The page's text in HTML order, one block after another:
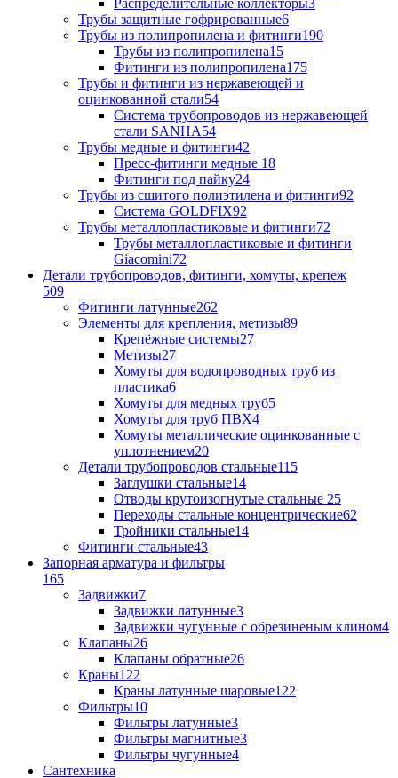
Распределительные коллекторы3
Трубы защитные гофрированные6
Трубы из полипропилена и фитинги190
Трубы из полипропилена15
Фитинги из полипропилена175
Трубы и фитинги из нержавеющей и
оцинкованной стали54
Система трубопроводов из нержавеющей
стали SANHA54
Трубы медные и фитинги42
Пресс-фитинги медные 18
Фитинги под пайку24
Трубы из сшитого полиэтилена и фитинги92
Система GOLDFIX92
Трубы металлопластиковые и фитинги72
Трубы металлопластиковые и фитинги
Giacomini72
Детали трубопроводов, фитинги, хомуты, крепеж
509
Фитинги латунные262
Элементы для крепления, метизы89
Крепёжные системы27
Метизы27
Хомуты для водопроводных труб из
пластика6
Хомуты для медных труб5
Хомуты для труб ПВХ4
Хомуты металлические оцинкованные с
уплотнением20
Детали трубопроводов стальные115
Заглушки стальные14
Отводы крутоизогнутые стальные 25
Переходы стальные концентрические62
Тройники стальные14
Фитинги стальные43
Запорная арматура и фильтры
165
Задвижки7
Задвижки латунные3
Задвижки чугунные с обрезиненым клином4
Клапаны26
Клапаны обратные26
Краны122
Краны латунные шаровые122
Фильтры10
Фильтры латунные3
Фильтры магнитные3
Фильтры чугунные4
Сантехника